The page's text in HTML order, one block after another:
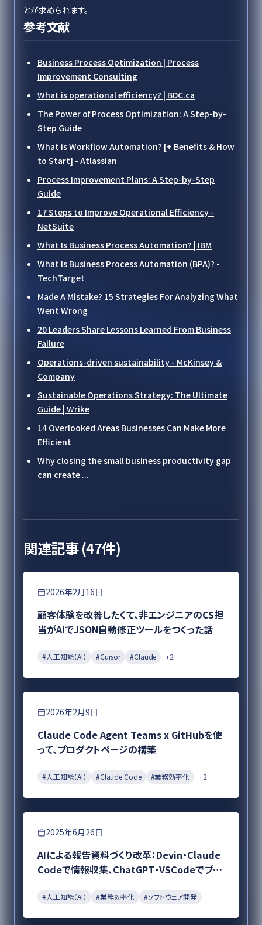
とが求められます。
参考文献
Business Process Optimization | Process
Improvement Consulting
What is operational efficiency? | BDC.ca
The Power of Process Optimization: A Step-by-
Step Guide
What is Workflow Automation? [+ Benefits & How
to Start] - Atlassian
Process Improvement Plans: A Step-by-Step
Guide
17 Steps to Improve Operational Efficiency -
NetSuite
What Is Business Process Automation? | IBM
What Is Business Process Automation (BPA)? -
TechTarget
Made A Mistake? 15 Strategies For Analyzing What
Went Wrong
20 Leaders Share Lessons Learned From Business
Failure
Operations-driven sustainability - McKinsey &
Company
Sustainable Operations Strategy: The Ultimate
Guide | Wrike
14 Overlooked Areas Businesses Can Make More
Efficient
Why closing the small business productivity gap
can create ...
関連記事 (47件)
DX2026年2月16日
顧客体験を改善したくて、非エンジニアのCS担
当がAIでJSON自動修正ツールをつくった話
#人工知能（AI） #Cursor #Claude +2
DX2026年2月9日
Claude Code Agent Teams x GitHubを使
って、プロダクトページの構築
#人工知能（AI） #Claude Code #業務効率化 +2
DX2025年6月26日
AIによる報告資料づくり改革：Devin・Claude
Codeで情報収集、ChatGPT・VSCodeでプレ
ゼン資料化
#人工知能（AI） #業務効率化 #ソフトウェア開発